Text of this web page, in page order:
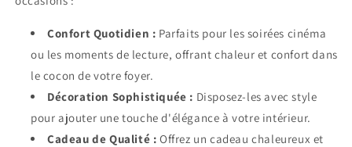
Confort Quotidien : Parfaits pour les soirées cinéma
ou les moments de lecture, offrant chaleur et confort dans
le cocon de votre foyer.
Décoration Sophistiquée : Disposez-les avec style
pour ajouter une touche d'élégance à votre intérieur.
Cadeau de Qualité : Offrez un cadeau chaleureux et